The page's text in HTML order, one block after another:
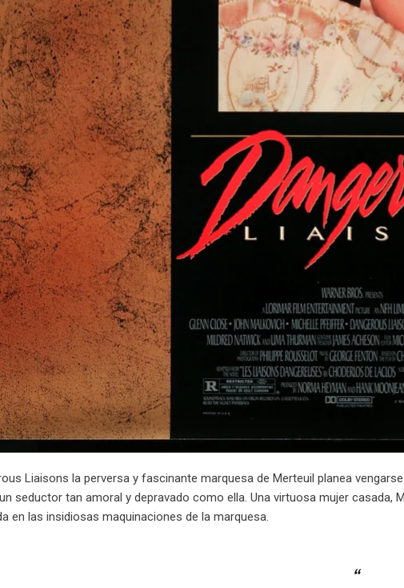
Liaisons la perversa y fascinante marquesa de Merteuil planea
seductor tan amoral y depravado como ella. Una virtuosa mujer casada,
en las insidiosas maquinaciones de la marquesa.